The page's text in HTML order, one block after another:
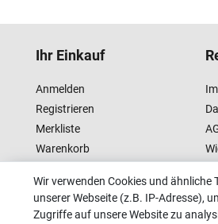
Ihr Einkauf
Anmelden
Registrieren
Merkliste
Warenkorb
Wir verwenden Cookies und ähnliche
unserer Webseite (z.B. IP-Adresse),
Zugriffe auf unsere Website zu